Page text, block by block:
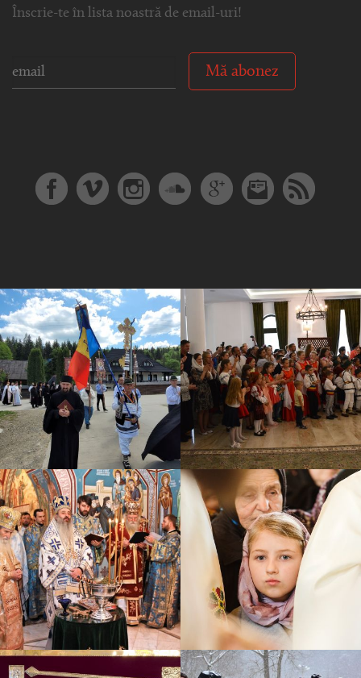
Înscrie-te în lista noastră de email-uri!
Mă abonez